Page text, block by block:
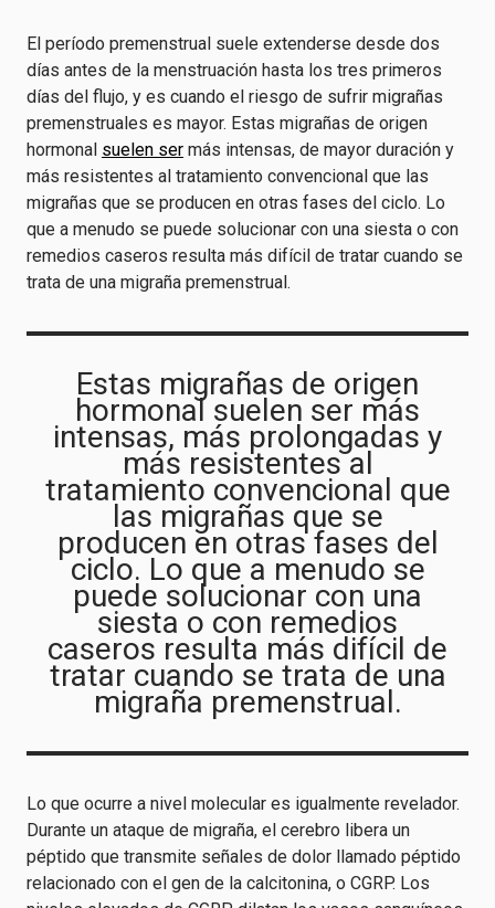
El período premenstrual suele extenderse desde dos
días antes de la menstruación hasta los tres primeros
días del flujo, y es cuando el riesgo de sufrir migrañas
premenstruales es mayor. Estas migrañas de origen
hormonal suelen ser más intensas, de mayor duración y
más resistentes al tratamiento convencional que las
migrañas que se producen en otras fases del ciclo. Lo
que a menudo se puede solucionar con una siesta o con
remedios caseros resulta más difícil de tratar cuando se
trata de una migraña premenstrual.
Estas migrañas de origen
hormonal suelen ser más
intensas, más prolongadas y
más resistentes al
tratamiento convencional que
las migrañas que se
producen en otras fases del
ciclo. Lo que a menudo se
puede solucionar con una
siesta o con remedios
caseros resulta más difícil de
tratar cuando se trata de una
migraña premenstrual.
Lo que ocurre a nivel molecular es igualmente revelador.
Durante un ataque de migraña, el cerebro libera un
péptido que transmite señales de dolor llamado péptido
relacionado con el gen de la calcitonina, o CGRP. Los